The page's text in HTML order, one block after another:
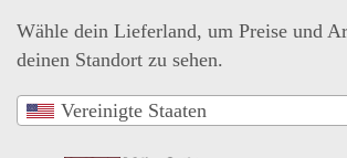
Wähle dein Lieferland, um Preise und
deinen Standort zu sehen.
Vereinigte Staaten